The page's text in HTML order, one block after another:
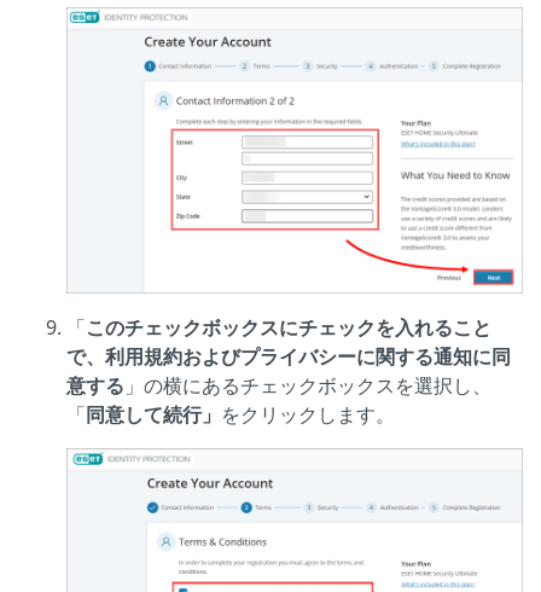
「このチェックボックスにチェックを入れること
で、利用規約およびプライバシーに関する通知に同
意する 」の横にあるチェックボックスを選択し、
「同意して続行」 をクリックします。